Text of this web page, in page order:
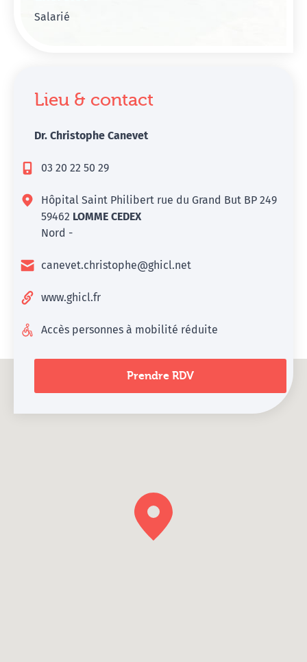
Salarié
Lieu & contact
Dr. Christophe Canevet
03 20 22 50 29
Hôpital Saint Philibert rue du Grand But BP 249
59462 LOMME CEDEX
Nord -
canevet.christophe@ghicl.net
www.ghicl.fr
Accès personnes à mobilité réduite
Prendre RDV